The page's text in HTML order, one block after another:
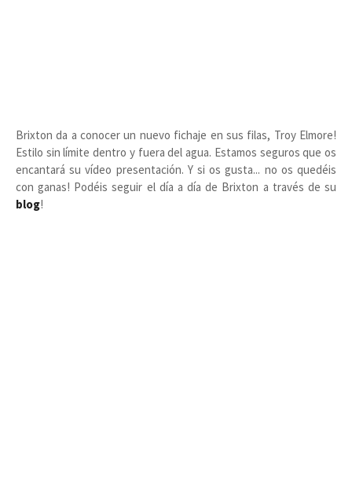
Brixton da a conocer un nuevo fichaje en sus filas, Troy Elmore!
Estilo sin límite dentro y fuera del agua. Estamos seguros que os
encantará su vídeo presentación. Y si os gusta... no os quedéis
con ganas! Podéis seguir el día a día de Brixton a través de su
blog!